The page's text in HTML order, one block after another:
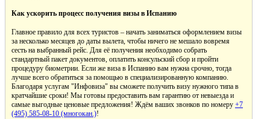
Как ускорить процесс получения визы в Испанию
Главное правило для всех туристов – начать заниматься оформлением визы
за несколько месяцев до даты вылета, чтобы ничего не мешало вовремя
сесть на выбранный рейс. Для её получения необходимо собрать
стандартный пакет документов, оплатить консульский сбор и пройти
процедуру биометрии. Если же виза в Испанию вам нужна срочно, тогда
лучше всего обратиться за помощью в специализированную компанию.
Благодаря услугам "Инфовиза" вы сможете получить визу нужного типа в
кратчайшие сроки! Мы готовы предоставить вам гарантию от невыезда и
самые выгодные ценовые предложения! Ждём ваших звонков по номеру +7
(495) 585-08-10 (многокан.)!